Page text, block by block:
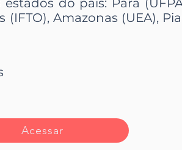
Amazonas (UEA),
Acessar